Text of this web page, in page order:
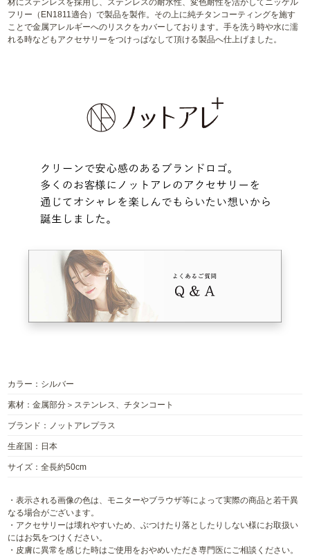
材にステンレスを採用し、ステンレスの耐水性、変色耐性を活かしてニッケル
フリー（EN1811適合）で製品を製作。その上に純チタンコーティングを施す
ことで金属アレルギーへのリスクをカバーしております。手を洗う時や水に濡
れる時などもアクセサリーをつけっぱなして頂ける製品へ仕上げました。
カラー：シルバー
素材：金属部分＞ステンレス、チタンコート
ブランド：ノットアレプラス
生産国：日本
サイズ：全長約50cm
・表示される画像の色は、モニターやブラウザ等によって実際の商品と若干異
なる場合がございます。
・アクセサリーは壊れやすいため、ぶつけたり落としたりしない様にお取扱い
にはお気をつけください。
・皮膚に異常を感じた時はご使用をおやめいただき専門医にご相談ください。